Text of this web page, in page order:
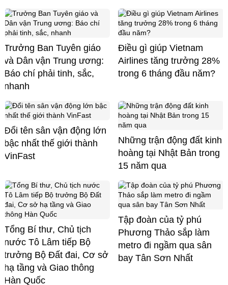
Trưởng Ban Tuyên giáo
và Dân vận Trung ương:
Báo chí phải tinh, sắc,
nhanh
Điều gì giúp Vietnam
Airlines tăng trưởng 28%
trong 6 tháng đầu năm?
Đổi tên sân vận động lớn
bậc nhất thế giới thành
VinFast
Những trận động đất kinh
hoàng tại Nhật Bản trong
15 năm qua
Tổng Bí thư, Chủ tịch
nước Tô Lâm tiếp Bộ
trưởng Bộ Đất đai, Cơ sở
hạ tầng và Giao thông
Hàn Quốc
Tập đoàn của tỷ phú
Phương Thảo sắp làm
metro đi ngầm qua sân
bay Tân Sơn Nhất